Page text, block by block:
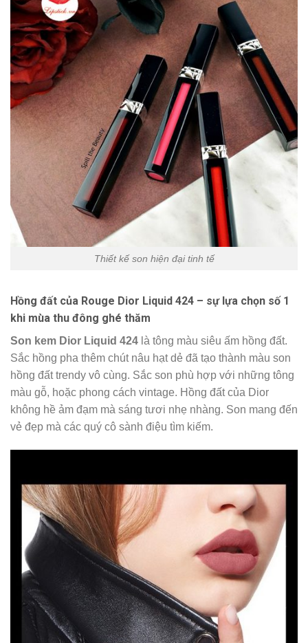
Thiết kế son hiện đại tinh tế
Hồng đất của Rouge Dior Liquid 424 – sự lựa chọn số 1
khi mùa thu đông ghé thăm
Son kem Dior Liquid 424 là tông màu siêu ấm hồng đất.
Sắc hồng pha thêm chút nâu hạt dẻ đã tạo thành màu son
hồng đất trendy vô cùng. Sắc son phù hợp với những tông
màu gỗ, hoặc phong cách vintage. Hồng đất của Dior
không hề ảm đạm mà sáng tươi nhẹ nhàng. Son mang đến
vẻ đẹp mà các quý cô sành điệu tìm kiếm.